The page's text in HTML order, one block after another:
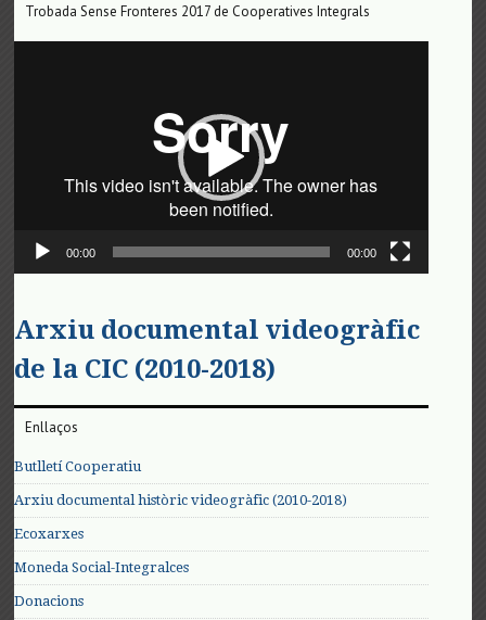
Trobada Sense Fronteres 2017 de Cooperatives Integrals
00:00 00:00
Arxiu documental videogràfic
de la CIC (2010-2018)
Enllaços
Butlletí Cooperatiu
Arxiu documental històric videogràfic (2010-2018)
Ecoxarxes
Moneda Social-Integralces
Donacions